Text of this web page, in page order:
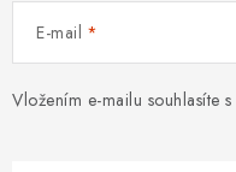
E-mail
Vložením e-mailu souhlasíte s